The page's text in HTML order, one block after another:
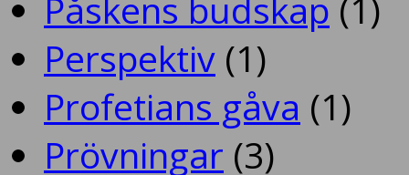
Påskens budskap (1)
Perspektiv (1)
Profetians gåva (1)
Prövningar (3)